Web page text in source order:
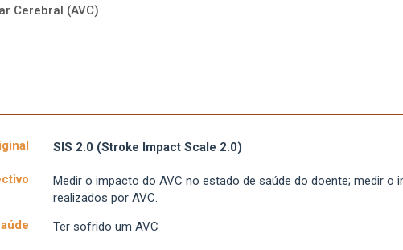
Cerebral (AVC)
SIS 2.0 (Stroke Impact Scale 2.0)
Medir o impacto do AVC no estado de saúde do doente; medir o
realizados por AVC.
Ter sofrido um AVC